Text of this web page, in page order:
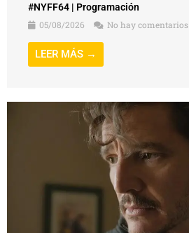
#NYFF64 | Programación
05/08/2026
No hay comentarios
LEER MÁS →